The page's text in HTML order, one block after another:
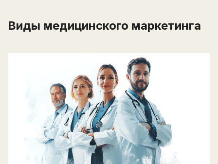
Виды медицинского маркетинга